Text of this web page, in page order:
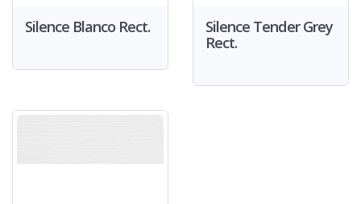
Silence Blanco Rect.
Silence Tender Grey
Rect.